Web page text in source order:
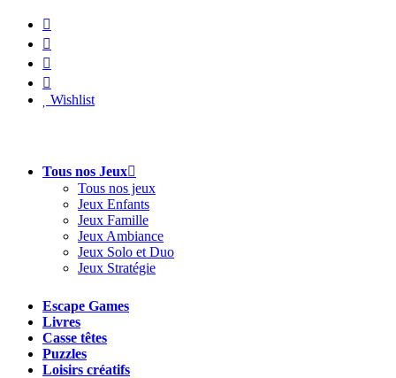
Aller
contenu
Wishlist
Tous nos Jeux
Tous nos jeux
Jeux Enfants
Jeux Famille
Jeux Ambiance
Jeux Solo et Duo
Jeux Stratégie
Escape Games
Livres
Casse têtes
Puzzles
Loisirs créatifs